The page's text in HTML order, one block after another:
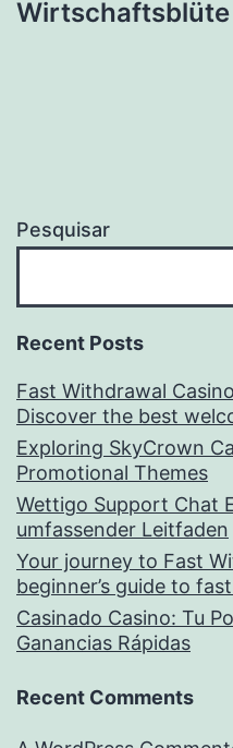
Pesquisar
Recent Posts
Fast Withdrawal
Discover the best
Exploring SkyCrown
Promotional Themes
Wettigo Support Chat
umfassender Leitfaden
Your journey to Fast
beginner’s guide to
Casinado Casino: Tu
Ganancias Rápidas
Recent Comments